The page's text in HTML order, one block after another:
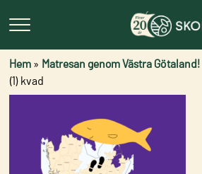
Hem » Matresan genom Västra Götaland!
(1) kvad